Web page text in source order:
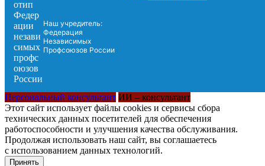
Наш учредитель:
Федерация
Независимых
Профсоюзов России
Персональный консультант ИИ – консультант
Этот сайт использует файлы cookies и сервисы сбора
технических данных посетителей для обеспечения
работоспособности и улучшения качества обслуживания.
Продолжая использовать наш сайт, вы соглашаетесь
с использованием данных технологий.
Принять